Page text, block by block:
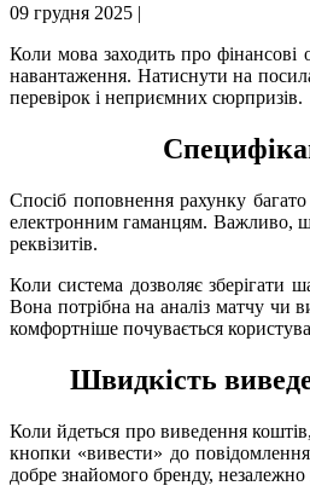
09 грудня 2025 |
Коли мова заходить про фінансові
навантаження. Натиснути на
перевірок і неприємних сюрпризів.
Спосіб поповнення рахунку
електронним гаманцям. Важливо,
реквізитів.
Коли система дозволяє зберігати
Вона потрібна на аналіз матчу чи
комфортніше почувається
Швидкість
Коли йдеться про виведення
кнопки «вивести» до
добре знайомого бренду,